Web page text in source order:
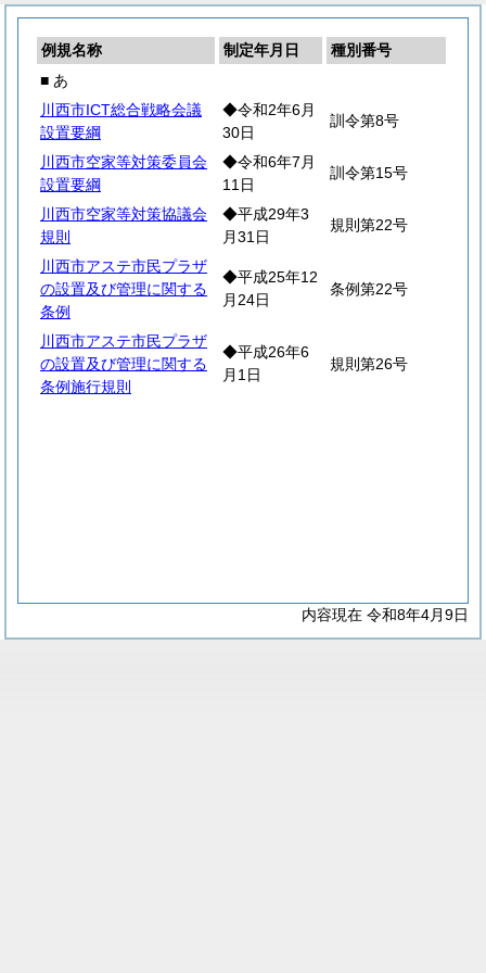
例規名称 制定年月日
種別番号
■ あ
川西市ICT総合戦略会議
設置要綱
◆令和2年6月
30日
訓令第8号
川西市空家等対策委員会
設置要綱
◆令和6年7月
11日
訓令第15号
川西市空家等対策協議会
規則
◆平成29年3
月31日
規則第22号
川西市アステ市民プラザ
の設置及び管理に関する
条例
◆平成25年12
月24日
条例第22号
川西市アステ市民プラザ
の設置及び管理に関する
条例施行規則
◆平成26年6
月1日
規則第26号
内容現在 令和8年4月9日